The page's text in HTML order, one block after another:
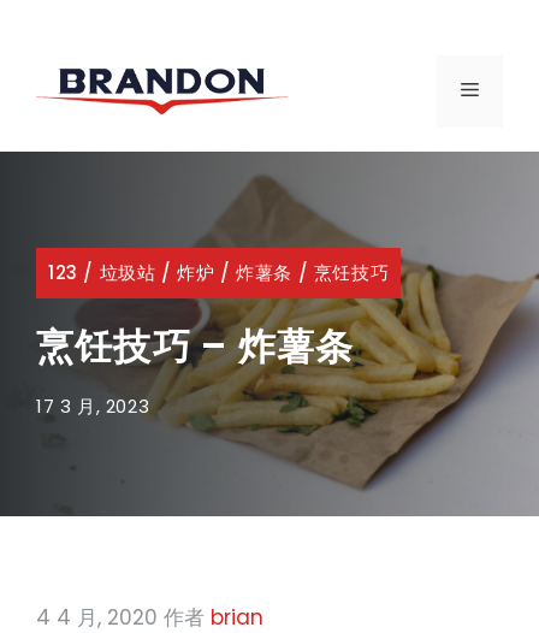
菜
123 / 垃圾站 /炸炉 /炸薯条 / 烹饪技巧
烹饪技巧 – 炸薯条
17 3 月, 2023
4 4 月, 2020 作者 brian